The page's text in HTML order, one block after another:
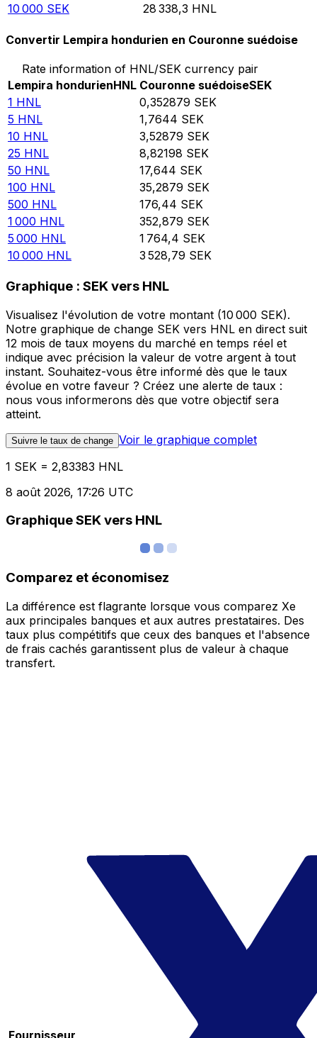
10 000 SEK 28 338,3 HNL
Convertir Lempira hondurien en Couronne suédoise
Rate information of HNL/SEK currency pair
Lempira hondurienHNL Couronne suédoiseSEK
1 HNL 0,352879 SEK
5 HNL 1,7644 SEK
10 HNL 3,52879 SEK
25 HNL 8,82198 SEK
50 HNL 17,644 SEK
100 HNL 35,2879 SEK
500 HNL 176,44 SEK
1 000 HNL 352,879 SEK
5 000 HNL 1 764,4 SEK
10 000 HNL 3 528,79 SEK
Graphique : SEK vers HNL
Visualisez l'évolution de votre montant (10 000 SEK).
Notre graphique de change SEK vers HNL en direct suit
12 mois de taux moyens du marché en temps réel et
indique avec précision la valeur de votre argent à tout
instant. Souhaitez-vous être informé dès que le taux
évolue en votre faveur ? Créez une alerte de taux :
nous vous informerons dès que votre objectif sera
atteint.
Suivre le taux de change Voir le graphique complet
1 SEK = 2,83383 HNL
8 août 2026, 17:26 UTC
Graphique SEK vers HNL
Comparez et économisez
La différence est flagrante lorsque vous comparez Xe
aux principales banques et aux autres prestataires. Des
taux plus compétitifs que ceux des banques et l'absence
de frais cachés garantissent plus de valeur à chaque
transfert.
Fournisseur